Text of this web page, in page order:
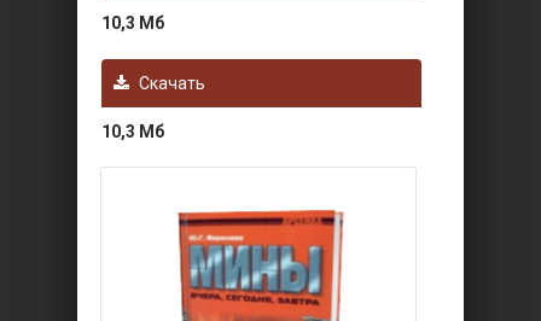
10,3 Мб
Скачать
10,3 Мб